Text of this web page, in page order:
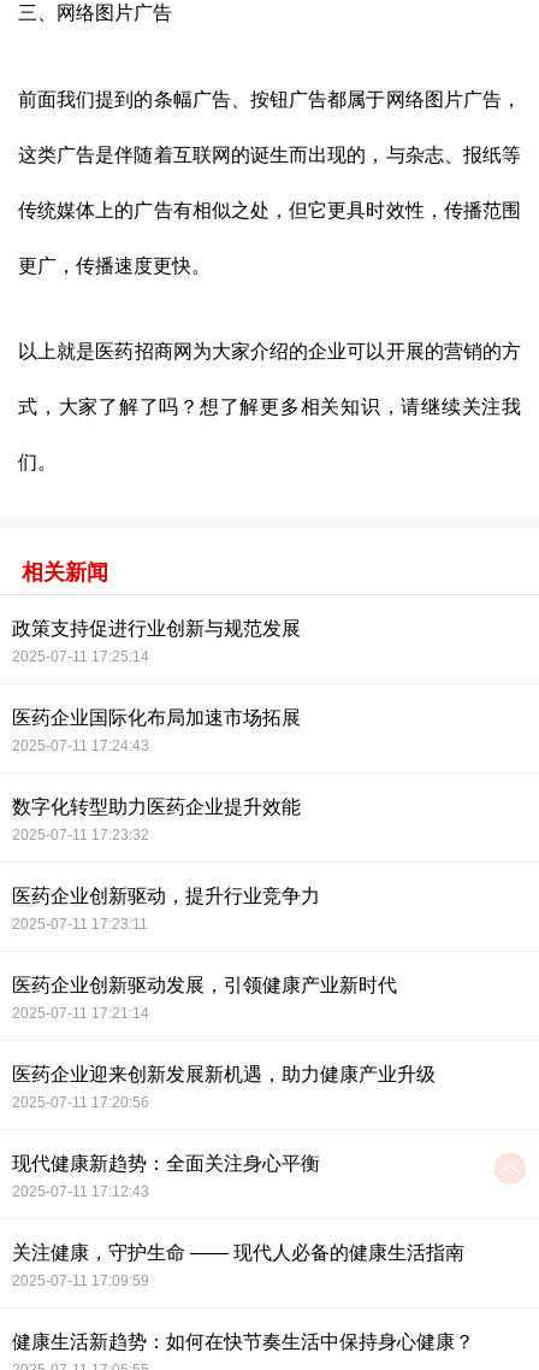
三、网络图片广告
前面我们提到的条幅广告、按钮广告都属于网络图片广告，
这类广告是伴随着互联网的诞生而出现的，与杂志、报纸等
传统媒体上的广告有相似之处，但它更具时效性，传播范围
更广， 传播速度更快。
以上就是医药招商网为大家介绍的企业可以开展的营销的方
式，大家了解了吗？想了解更多相关知识，请继续关注我
们。
相关新闻
政策支持促进行业创新与规范发展
2025-07-11 17:25:14
医药企业国际化布局加速市场拓展
2025-07-11 17:24:43
数字化转型助力医药企业提升效能
2025-07-11 17:23:32
医药企业创新驱动，提升行业竞争力
2025-07-11 17:23:11
医药企业创新驱动发展，引领健康产业新时代
2025-07-11 17:21:14
医药企业迎来创新发展新机遇，助力健康产业升级
2025-07-11 17:20:56
现代健康新趋势：全面关注身心平衡
2025-07-11 17:12:43
关注健康，守护生命 —— 现代人必备的健康生活指南
2025-07-11 17:09:59
健康生活新趋势：如何在快节奏生活中保持身心健康？